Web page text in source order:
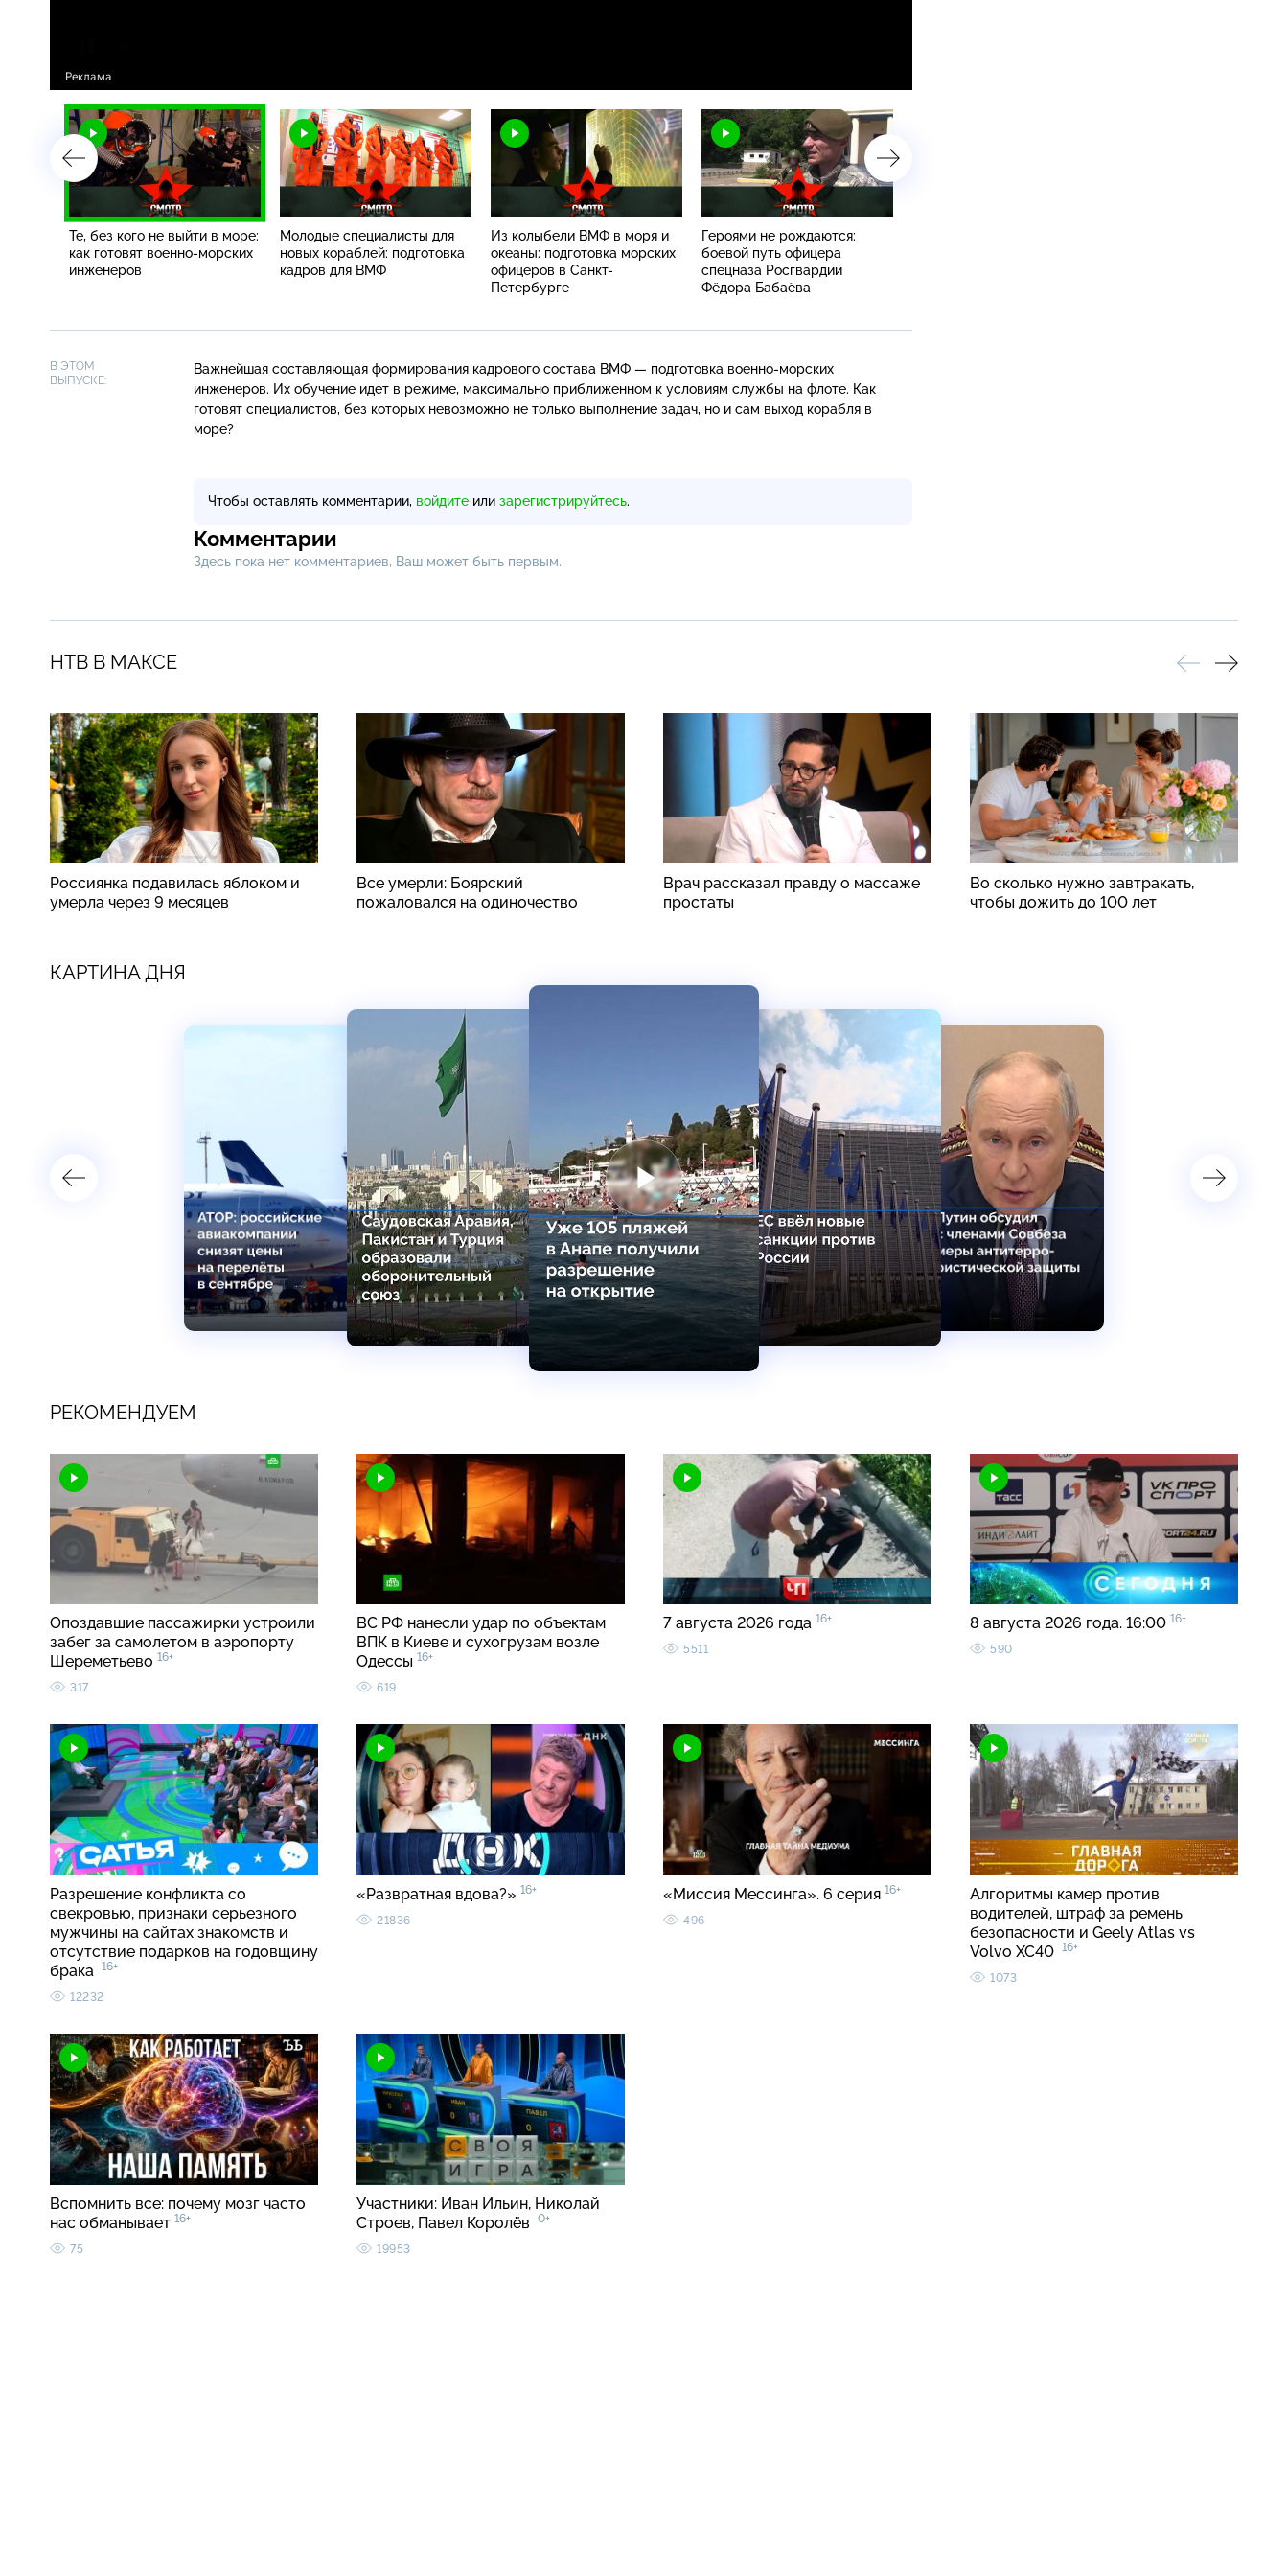
Те, без кого не выйти в море:
как готовят военно-морских
инженеров
Молодые специалисты для
новых кораблей: подготовка
кадров для ВМФ
Из колыбели ВМФ в моря и
океаны: подготовка морских
офицеров в Санкт-
Петербурге
Героями не рождаются:
боевой путь офицера
спецназа Росгвардии
Фёдора Бабаёва
В ЭТОМ
ВЫПУСКЕ:
Важнейшая составляющая формирования кадрового состава ВМФ — подготовка военно-морских
инженеров. Их обучение идет в режиме, максимально приближенном к условиям службы на флоте. Как
готовят специалистов, без которых невозможно не только выполнение задач, но и сам выход корабля в
море?
Чтобы оставлять комментарии, войдите или зарегистрируйтесь.
Комментарии
Здесь пока нет комментариев, Ваш может быть первым.
НТВ В МАКСЕ
Россиянка подавилась яблоком и
умерла через 9 месяцев
Все умерли: Боярский
пожаловался на одиночество
Врач рассказал правду о массаже
простаты
Во сколько нужно завтракать,
чтобы дожить до 100 лет
КАРТИНА ДНЯ
РЕКОМЕНДУЕМ
Опоздавшие пассажирки устроили
забег за самолетом в аэропорту
Шереметьево 16+
317
ВС РФ нанесли удар по объектам
ВПК в Киеве и сухогрузам возле
Одессы 16+
619
7 августа 2026 года 16+
5511
8 августа 2026 года. 16:00 16+
590
Разрешение конфликта со
свекровью, признаки серьезного
мужчины на сайтах знакомств и
отсутствие подарков на годовщину
брака 16+
12232
«Развратная вдова?» 16+
21836
«Миссия Мессинга». 6 серия 16+
496
Алгоритмы камер против
водителей, штраф за ремень
безопасности и Geely Atlas vs
Volvo XC40 16+
1073
Вспомнить все: почему мозг часто
нас обманывает 16+
75
Участники: Иван Ильин, Николай
Строев, Павел Королёв
0+
19953